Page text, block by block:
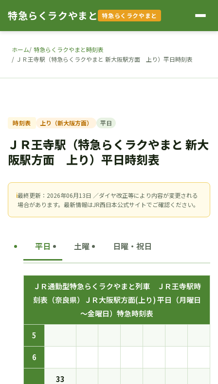
特急らくラクやまと 特急らくラクやまと
ホーム 特急らくラクやまと時刻表
ＪＲ王寺駅（特急らくラクやまと 新大阪駅方面 上り）平日時刻表
時刻表 上り（新大阪方面） 平日
ＪＲ王寺駅（特急らくラクやまと 新大
阪駅方面 上り）平日時刻表
ℹ最終更新：2026年06月13日 ／ダイヤ改正等により内容が変更される
場合があります。最新情報はJR西日本公式サイトでご確認ください。
平日 土曜 日曜・祝日
ＪＲ通勤型特急らくラクやまと列車 ＪＲ王寺駅時
刻表（奈良県）ＪＲ大阪駅方面(上り) 平日（月曜日
～金曜日）特急時刻表
5
6
33